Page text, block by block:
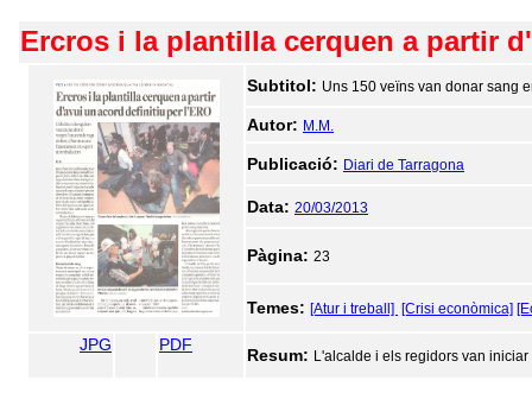
Ercros i la plantilla cerquen a partir
Subtitol: Uns 150 veïns van donar sang
Autor: M.M.
Publicació: Diari de Tarragona
Data: 20/03/2013
Pàgina: 23
Temes: [Atur i treball] [Crisi econòmica]
JPG PDF
Resum: L'alcalde i els regidors van